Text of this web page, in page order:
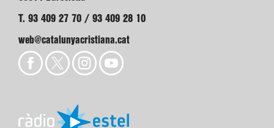
T. 93 409 27 70 / 93 409 28 10
web@catalunyacristiana.cat